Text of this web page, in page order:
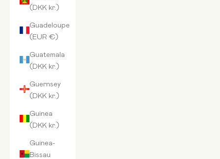
(DKK kr.)
Guadeloupe
(EUR €)
Guatemala
(DKK kr.)
Guernsey
(DKK kr.)
Guinea
(DKK kr.)
Guinea-
Bissau